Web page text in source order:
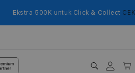
Ekstra 500K untuk Click & CollectCEK
Login